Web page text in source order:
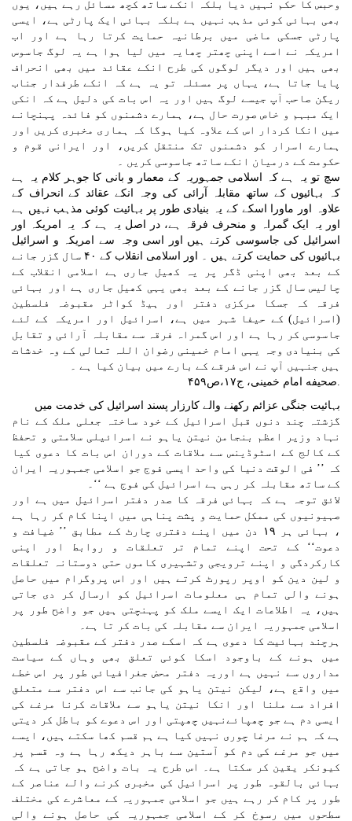
وحبس کا حکم نہیں دیا بلکہ انکے ساتھ کچھ مسائل رہے ہیں، یوں
بھی بہائی کوئی مذہب نہیں ہے بلکہ بہائی ایک پارٹی ہے، ایسی
پارٹی جسکی ماضی میں برطانیہ حمایت کرتا رہا ہے اور اب
امریکہ نے اسے اپنی چھتر چھایہ میں لیا ہوا ہے یہ لوگ جاسوس
بھی ہیں اور دیگر لوگوں کی طرح انکے عقائد میں بھی انحراف
پایا جاتا ہے، یہاں پر مسئلہ تو یہ ہے کہ انکے طرفدار جناب
ریگن صاحب آپ جیسے لوگ ہیں اور یہ اس بات کی دلیل ہے کہ انکی
ایک مبہم و خاص صورت حال ہے، ہمارے دشمنوں کو فائدہ پہنچانے
میں انکا کردار اس کے علاوہ کیا ہوگا کہ ہماری مخبری کریں اور
ہمارے اسرار کو دشمنوں تک منتقل کریں، اور ایرانی قوم و
حکومت کے درمیان انکے ساتھ جاسوسی کریں ۔
سچ تو یہ ہے کہ اسلامی جمہوریہ کے معمار و بانی کا جوہر کلام یہ ہے
کہ بہائیوں کے ساتھ مقابلہ آرائی کی وجہ انکے عقائد کے انحراف کے
علاوہ اور ماورا اسکے کے یہ بنیادی طور پر بہائیت کوئی مذہب نہیں ہے
اور یہ ایک گمراہ و منحرف فرقہ ہے، در اصل یہ ہے کہ یہ امریکہ اور
اسرائیل کی جاسوسی کرتے ہیں اور اسی وجہ سے امریکہ و اسرائیل
بہائیوں کی حمایت کرتے ہیں ۔ اور اسلامی انقلاب کے ۴۰ سال گزر جانے
کے بعد بھی اپنی ڈگر پر یہ کھیل جاری ہے اسلامی انقلاب کے
چالیس سال گزر جانے کے بعد بھی یہی کھیل جاری ہے اور بہائی
فرقہ کہ جسکا مرکزی دفتر اور ہیڈ کواٹر مقبوضہ فلسطین
(اسرائیل) کے حیفا شہر میں ہے، اسرائیل اور امریکہ کے لئے
جاسوسی کر رہا ہے اور اس گمراہ فرقہ سے مقابلہ آرائی و تقابل
کی بنیادی وجہ یہی امام خمینی رضوان اللہ تعالی کے وہ خدشات
ہیں جنہیں آپ نے اس فرقے کے بارے میں بیان کیا ہے ۔
.صحیفه امام خمینی، ج۱۷،ص۴۵۹
بہائیت جنگی عزائم رکھنے والے کارزار پسند اسرائیل کی خدمت میں
گزشتہ چند دنوں قبل اسرائیل کے خود ساختہ جعلی ملک کے نام
نہاد وزیر اعظم بنجامن نیتن یاہو نے اسرائیلی سلامتی و تحفظ
کے کالج کے اسٹوڈینس سے ملاقات کے دوران اس بات کا دعوی کیا
کہ ’’ فی الوقت دنیا کی واحد ایسی فوج جو اسلامی جمہوریہ ایران
کے ساتھ مقابلہ کر رہی ہے اسرائیل کی فوج ہے ‘‘۔
لائق توجہ ہے کہ بہائی فرقہ کا صدر دفتر اسرائیل میں ہے اور
صہیونیوں کی ممکل حمایت و پشت پناہی میں اپنا کام کر رہا ہے
، بہائی ہر ۱۹ دن میں اپنے دفتری چارٹ کے مطابق ’’ ضیافت و
دعوت‘‘ کے تحت اپنے تمام تر تعلقات و روابط اور اپنی
کارکردگی و اپنے ترویجی وتشہیری کاموں حتی دوستانہ تعلقات
و لین دین کو اوپر رپورٹ کرتے ہیں اور اس پروگرام میں حاصل
ہونے والی تمام ہی معلومات اسرائیل کو ارسال کر دی جاتی
ہیں، یہ اطلاعات ایک ایسے ملک کو پہنچتی ہیں جو واضح طور پر
اسلامی جمہوریہ ایران سے مقابلہ کی بات کر تا ہے۔
ہرچند بہائیت کا دعوی ہے کہ اسکے صدر دفتر کے مقبوضہ فلسطین
میں ہونے کے باوجود اسکا کوئی تعلق بھی وہاں کے سیاست
مداروں سے نہیں ہے اوریہ دفتر محض جغرافیائی طور پر اس خطے
میں واقع ہے، لیکن نیتن یاہو کی جانب سے اس دفتر سے متعلق
افراد سے ملنا اور انکا نیتن یاہو سے ملاقات کرنا مرغے کی
ایسی دم ہے جو چھپائےنہیں چھپتی اور اس دعوے کو باطل کر دیتی
ہے کہ ہم نے مرغا چوری نہیں کیا ہے ہم قسم کھا سکتے ہیں، ایسے
میں جو مرغے کی دم کو آستین سے باہر دیکھ رہا ہے وہ قسم پر
کیونکر یقین کر سکتا ہے۔ اس طرح یہ بات واضح ہو جاتی ہے کہ
بہائی بالقوہ طور پر اسرائیل کی مخبری کرنے والے عناصر کے
طور پر کام کر رہے ہیں جو اسلامی جمہوریہ کے معاشرے کی مختلف
سطحوں میں رسوخ کر کے اسلامی جمہوریہ کی حاصل ہونے والی